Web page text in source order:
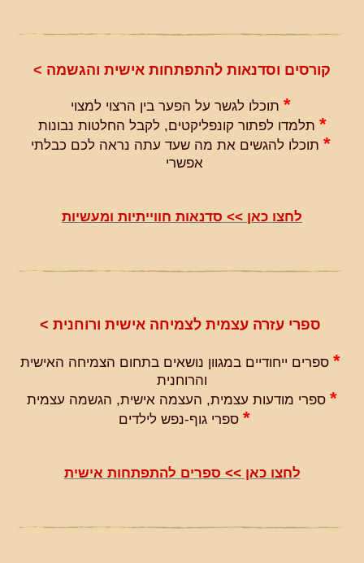
קורסים וסדנאות להתפתחות אישית והגשמה >
* תוכלו לגשר על הפער בין הרצוי למצוי
* תלמדו לפתור קונפליקטים, לקבל החלטות נבונות
* תוכלו להגשים את מה שעד עתה נראה לכם כבלתי
אפשרי
לחצו כאן >> סדנאות חווייתיות ומעשיות
ספרי עזרה עצמית לצמיחה אישית ורוחנית >
* ספרים ייחודיים במגוון נושאים בתחום הצמיחה האישית
והרוחנית
* ספרי מודעות עצמית, העצמה אישית, הגשמה עצמית
* ספרי גוף-נפש לילדים
לחצו כאן >> ספרים להתפתחות אישית